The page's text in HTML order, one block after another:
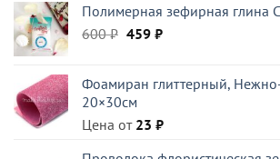
Полимерная зефирная глина
600₽ Первоначальная
600 ₽.
459 ₽Текущая
Фоамиран глиттерный,
20×30см
Цена от 23 ₽